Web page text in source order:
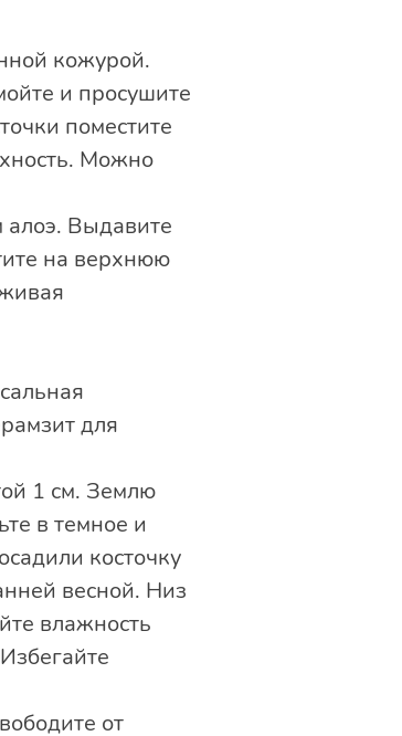
кожурой.
и просушите
поместите
Можно
алоэ. Выдавите
на верхнюю
для
1 см. Землю
в темное и
косточку
весной. Низ
влажность
от